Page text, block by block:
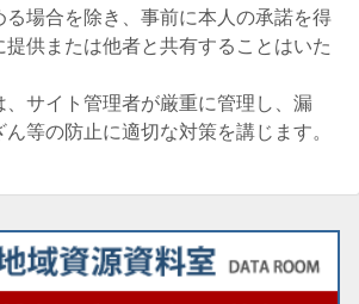
る場合を除き、事前に本人の承諾を得
提供または他者と共有することはいた
、サイト管理者が厳重に管理し、漏
等の防止に適切な対策を講じます。